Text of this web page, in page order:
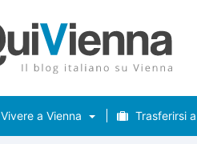
Vivere a Vienna Trasferirsi